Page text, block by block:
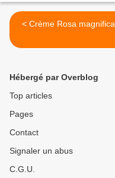
< Crème Rosa magnifica,
Hébergé par Overblog
Top articles
Pages
Contact
Signaler un abus
C.G.U.